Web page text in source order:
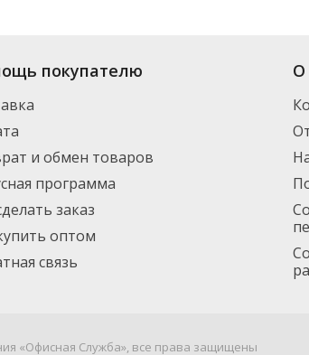
покупателю
и обмен товаров
программа
заказ
оптом
связь
О
«Офисная Служба», все права защищены